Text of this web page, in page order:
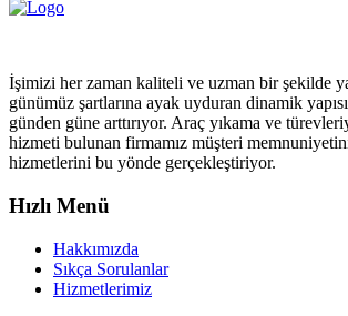
İşimizi her zaman kaliteli ve uzman bir şekilde
günümüz şartlarına ayak uyduran dinamik
günden güne arttırıyor. Araç yıkama ve
hizmeti bulunan firmamız müşteri
hizmetlerini bu yönde gerçekleştiriyor.
Hızlı Menü
Hakkımızda
Sıkça Sorulanlar
Hizmetlerimiz